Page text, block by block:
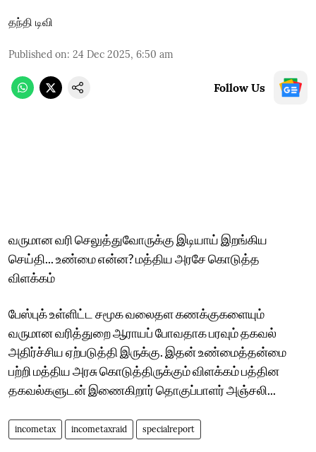
தந்தி டிவி
Published on: 24 Dec 2025, 6:50 am
Follow Us
வருமான வரி செலுத்துவோருக்கு இடியாய் இறங்கிய
செய்தி... உண்மை என்ன? மத்திய அரசே கொடுத்த
விளக்கம்
பேஸ்புக் உள்ளிட்ட சமூக வலைதள கணக்குகளையும்
வருமான வரித்துறை ஆராயப் போவதாக பரவும் தகவல்
அதிர்ச்சிய ஏற்படுத்தி இருக்கு. இதன் உண்மைத்தன்மை
பற்றி மத்திய அரசு கொடுத்திருக்கும் விளக்கம் பத்தின
தகவல்களுடன் இணைகிறார் தொகுப்பாளர் அஞ்சலி...
incometax incometaxraid specialreport